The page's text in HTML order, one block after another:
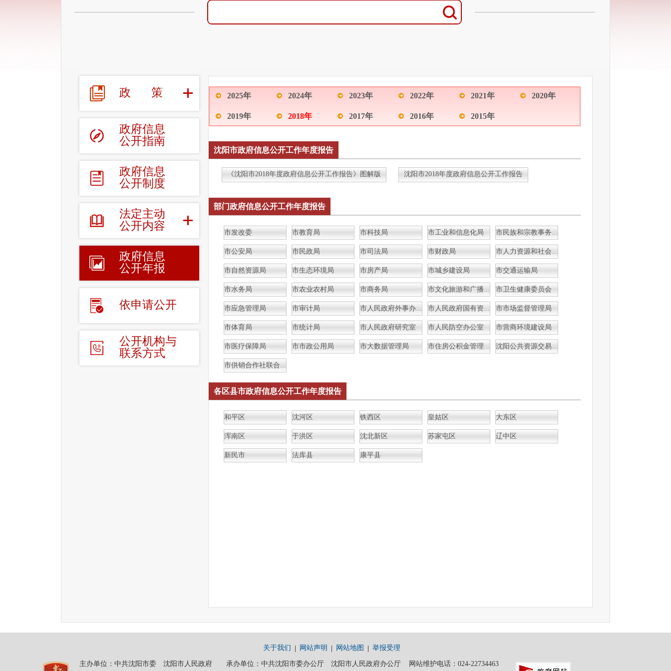
政 策
政府信息
公开指南
政府信息
公开制度
法定主动
公开内容
政府信息
公开年报
依申请公开
公开机构与
联系方式
2025年 2024年 2023年 2022年 2021年 2020年
2019年 2018年 2017年 2016年 2015年
沈阳市政府信息公开工作年度报告
《沈阳市2018年度政府信息公开工作报告》图解版 沈阳市2018年度政府信息公开工作报告
部门政府信息公开工作年度报告
市发改委 市教育局 市科技局 市工业和信息化局 市民族和宗教事务局
市公安局 市民政局 市司法局 市财政局 市人力资源和社会保障局
市自然资源局 市生态环境局 市房产局 市城乡建设局 市交通运输局
市水务局 市农业农村局 市商务局 市文化旅游和广播电视局 市卫生健康委员会
市应急管理局 市审计局 市人民政府外事办公室 市人民政府国有资产监督管理委员会 市市场监督管理局
市体育局 市统计局 市人民政府研究室 市人民防空办公室 市营商环境建设局
市医疗保障局 市市政公用局 市大数据管理局 市住房公积金管理中心 沈阳公共资源交易中心
市供销合作社联合社
各区县市政府信息公开工作年度报告
和平区 沈河区 铁西区 皇姑区 大东区
浑南区 于洪区 沈北新区 苏家屯区 辽中区
新民市 法库县 康平县